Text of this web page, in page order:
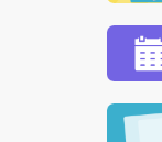
ます。 （到着
程に合わせて